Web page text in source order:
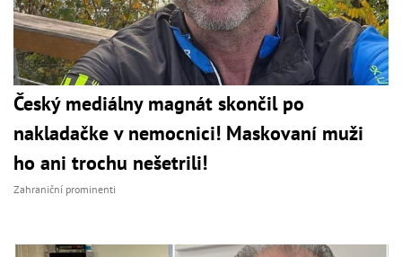
Český mediálny magnát skončil po
nakladačke v nemocnici! Maskovaní muži
ho ani trochu nešetrili!
Zahraniční prominenti